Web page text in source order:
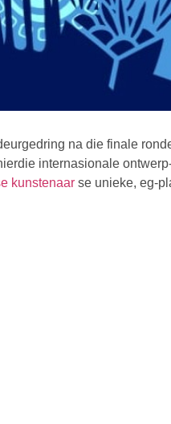
na die finale
internasionale
kunstenaar se unieke, eg-